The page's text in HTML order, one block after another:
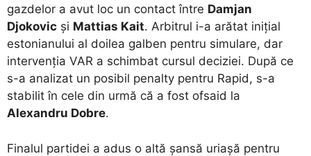
gazdelor a avut loc un contact între Damjan
Djokovic și Mattias Kait. Arbitrul i-a arătat inițial
estonianului al doilea galben pentru simulare, dar
intervenția VAR a schimbat cursul deciziei. După ce
s-a analizat un posibil penalty pentru Rapid, s-a
stabilit în cele din urmă că a fost ofsaid la
Alexandru Dobre.
Finalul partidei a adus o altă șansă uriașă pentru